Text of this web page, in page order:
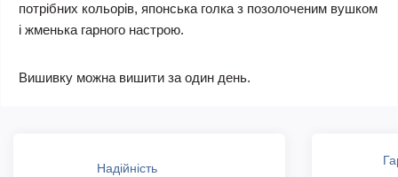
потрібних кольорів, японська голка з позолоченим вушком
і жменька гарного настрою.
Вишивку можна вишити за один день.
Надійність